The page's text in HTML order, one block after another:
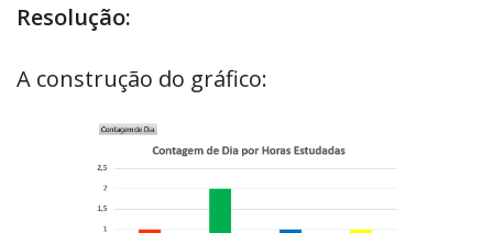
Resolução:
A construção do gráfico: